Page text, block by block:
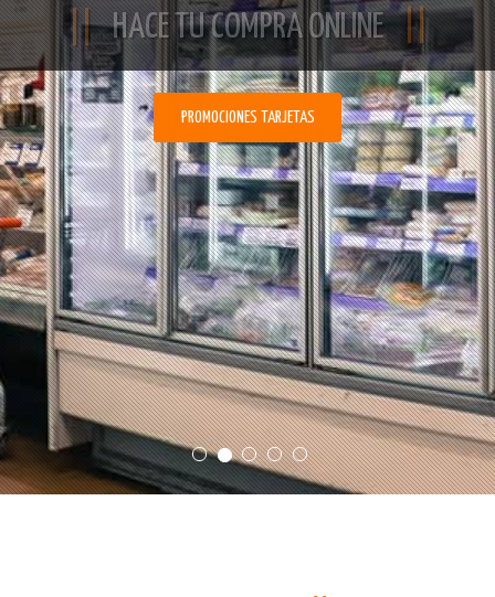
HACE TU COMPRA ONLINE
PROMOCIONES TARJETAS